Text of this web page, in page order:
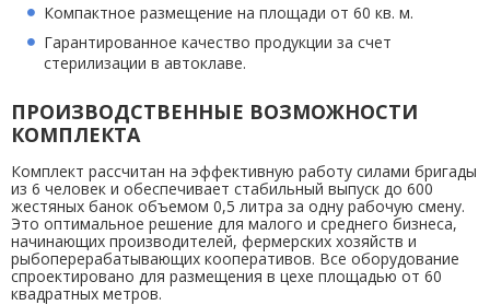
Компактное размещение на площади от 60 кв. м.
Гарантированное качество продукции за счет
стерилизации в автоклаве.
ПРОИЗВОДСТВЕННЫЕ ВОЗМОЖНОСТИ
КОМПЛЕКТА
Комплект рассчитан на эффективную работу силами бригады
из 6 человек и обеспечивает стабильный выпуск до 600
жестяных банок объемом 0,5 литра за одну рабочую смену.
Это оптимальное решение для малого и среднего бизнеса,
начинающих производителей, фермерских хозяйств и
рыбоперерабатывающих кооперативов. Все оборудование
спроектировано для размещения в цехе площадью от 60
квадратных метров.